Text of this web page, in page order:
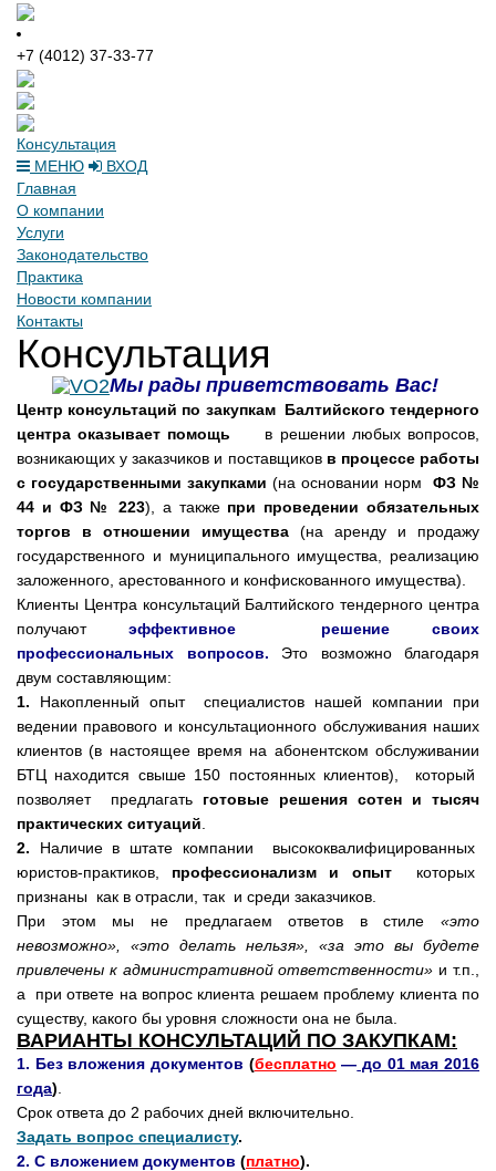
+7 (4012) 37-33-77
Консультация
МЕНЮ
ВХОД
Главная
О компании
Услуги
Законодательство
Практика
Новости компании
Контакты
Консультация
Мы рады приветствовать Вас!
Центр консультаций по закупкам Балтийского тендерного
центра оказывает помощь в решении любых вопросов,
возникающих у заказчиков и поставщиков в процессе работы
с государственными закупками (на основании норм ФЗ №
44 и ФЗ № 223), а также при проведении обязательных
торгов в отношении имущества (на аренду и продажу
государственного и муниципального имущества, реализацию
заложенного, арестованного и конфискованного имущества).
Клиенты Центра консультаций Балтийского тендерного центра
получаютэффективное решение своих
профессиональных вопросов.
Это возможно благодаря
двум составляющим:
1. Накопленный опыт специалистов нашей компании при
ведении правового и консультационного обслуживания наших
клиентов (в настоящее время на абонентском обслуживании
БТЦ находится свыше 150 постоянных клиентов), который
позволяет предлагать готовые решения сотен и тысяч
практических ситуаций
2. Наличие в штате компании высококвалифицированных
юристов-практиков, профессионализм и опыткоторых
признаны как в отрасли, так и среди заказчиков.
При этом мы не предлагаем ответов в стиле «это
невозможно», «это делать нельзя», «за это вы будете
привлечены к административной ответственности» и т.п.,
а при ответе на вопрос клиента решаем проблему клиента по
существу, какого бы уровня сложности она не была.
ВАРИАНТЫ КОНСУЛЬТАЦИЙ ПО ЗАКУПКАМ:
1. Без вложения документов (бесплатно — до 01 мая 2016
года)
Срок ответа до 2 рабочих дней включительно.
Задать вопрос специалисту.
2. С вложением документов (платно).